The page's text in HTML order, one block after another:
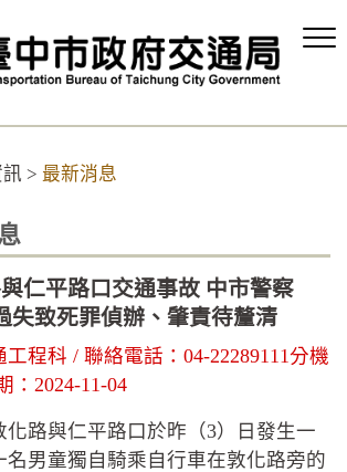
> 最新消息
仁平路口交通事故 中市警察
失致死罪偵辦、肇責待釐清
程科 / 聯絡電話：04-22289111分機
：2024-11-04
化路與仁平路口於昨（3）日發生一
名男童獨自騎乘自行車在敦化路旁的